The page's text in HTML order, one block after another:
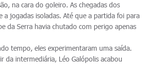
na cara do goleiro. As chegadas dos
a jogadas isoladas. Até que a partida foi para
da Serra havia chutado com perigo apenas
tempo, eles experimentaram uma saída.
da intermediária, Léo Galópolis acabou